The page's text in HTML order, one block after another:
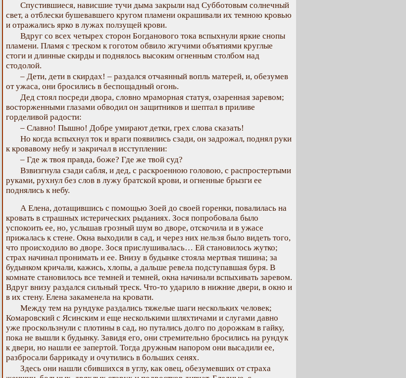
Спустившиеся, нависшие тучи дыма закрыли над Субботовым солнечный
свет, а отблески бушевавшего кругом пламени окрашивали их темною кровью
и отражались ярко в лужах ползущей крови.
Вдруг со всех четырех сторон Богданового тока вспыхнули яркие снопы
пламени. Пламя с треском к гоготом обвило жгучими объятиями круглые
стоги и длинные скирды и поднялось высоким огненным столбом над
стодолой.
– Дети, дети в скирдах! – раздался отчаянный вопль матерей, и, обезумев
от ужаса, они бросились в беспощадный огонь.
Дед стоял посреди двора, словно мраморная статуя, озаренная заревом;
восторженными глазами обводил он защитников и шептал в приливе
горделивой радости:
– Славно! Пышно! Добре умирают детки, грех слова сказать!
Но когда вспыхнул ток и враги появились сзади, он задрожал, поднял руки
к кровавому небу и закричал в исступлении:
– Где ж твоя правда, боже? Где же твой суд?
Взвизгнула сзади сабля, и дед, с раскроенною головою, с распростертыми
руками, рухнул без слов в лужу братской крови, и огненные брызги ее
поднялись к небу.
А Елена, дотащившись с помощью Зоей до своей горенки, повалилась на
кровать в страшных истерических рыданиях. Зося попробовала было
успокоить ее, но, услышав грозный шум во дворе, отскочила и в ужасе
прижалась к стене. Окна выходили в сад, и через них нельзя было видеть того,
что происходило во дворе. Зося прислушивалась… Ей становилось жутко;
страх начинал пронимать и ее. Внизу в будынке стояла мертвая тишина; за
будынком кричали, кажись, хлопы, а дальше ревела подступавшая буря. В
комнате становилось все темней и темней, окна начинали вспыхивать заревом.
Вдруг внизу раздался сильный треск. Что-то ударило в нижние двери, в окно и
в их стену. Елена закаменела на кровати.
Между тем на рундуке раздались тяжелые шаги нескольких человек;
Комаровский с Ясинским и еще несколькими шляхтичами и слугами давно
уже проскользнули с плотины в сад, но путались долго по дорожкам в гайку,
пока не вышли к будынку. Завидя его, они стремительно бросились на рундук
к двери, но нашли ее запертой. Тогда дружным напором они высадили ее,
разбросали баррикаду и очутились в больших сенях.
Здесь они нашли сбившихся в углу, как овец, обезумевших от страха